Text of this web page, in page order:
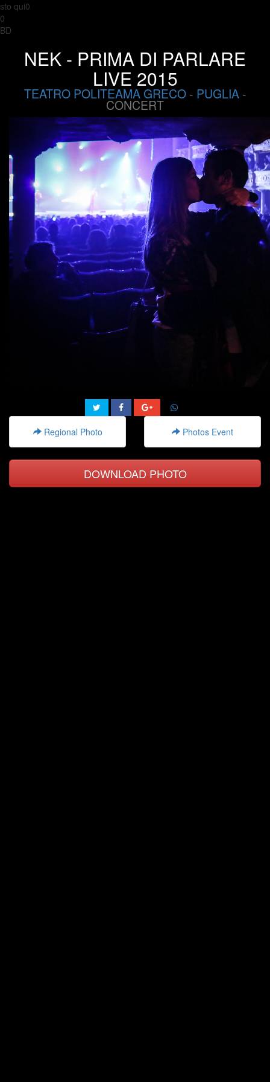
sto qui0
0
BD
NEK - PRIMA DI PARLARE
LIVE 2015
TEATRO POLITEAMA GRECO- PUGLIA-
CONCERT
Regional Photo Photos Event
DOWNLOAD PHOTO